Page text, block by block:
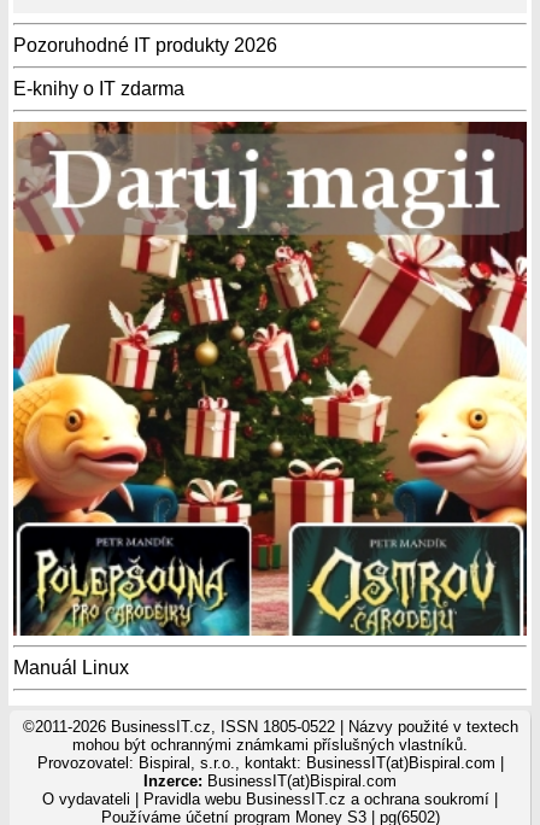
Pozoruhodné IT produkty 2026
E-knihy o IT zdarma
Manuál Linux
©2011-2026 BusinessIT.cz, ISSN 1805-0522 | Názvy použité v textech
mohou být ochrannými známkami příslušných vlastníků.
Provozovatel: Bispiral, s.r.o., kontakt: BusinessIT(at)Bispiral.com |
Inzerce: BusinessIT(at)Bispiral.com
O vydavateli
Pravidla webu BusinessIT.cz a ochrana soukromí
Používáme účetní program Money S3| pg(6502)